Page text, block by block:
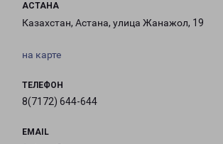
АСТАНА
Казахстан, Астана, улица Жанажол, 19
на карте
ТЕЛЕФОН
8(7172) 644-644
EMAIL